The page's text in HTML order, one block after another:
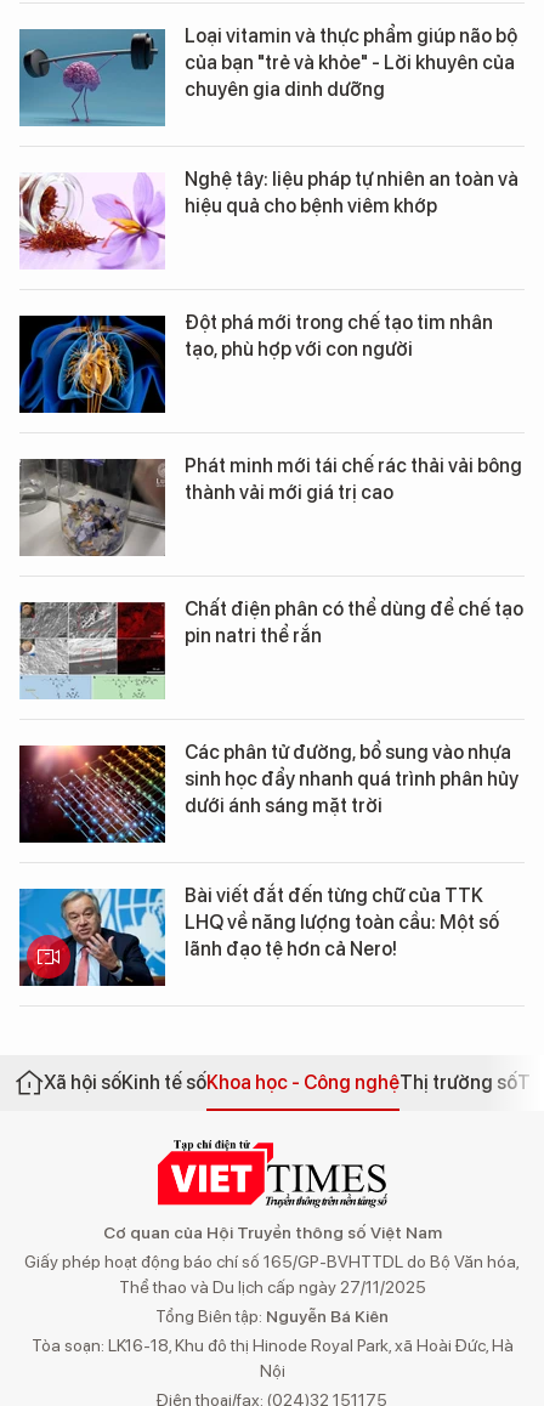
Loại vitamin và thực phẩm giúp não bộ
của bạn "trẻ và khỏe" - Lời khuyên của
chuyên gia dinh dưỡng
Nghệ tây: liệu pháp tự nhiên an toàn và
hiệu quả cho bệnh viêm khớp
Đột phá mới trong chế tạo tim nhân
tạo, phù hợp với con người
Phát minh mới tái chế rác thải vải bông
thành vải mới giá trị cao
Chất điện phân có thể dùng để chế tạo
pin natri thể rắn
Các phân tử đường, bổ sung vào nhựa
sinh học đẩy nhanh quá trình phân hủy
dưới ánh sáng mặt trời
Bài viết đắt đến từng chữ của TTK
LHQ về năng lượng toàn cầu: Một số
lãnh đạo tệ hơn cả Nero!
Xã hội sốKinh tế sốKhoa học - Công nghệThị trường số
Cơ quan của Hội Truyền thông số Việt Nam
Giấy phép hoạt động báo chí số 165/GP-BVHTTDL do Bộ Văn hóa,
Thể thao và Du lịch cấp ngày 27/11/2025
Tổng Biên tập: Nguyễn Bá Kiên
Tòa soạn: LK16-18, Khu đô thị Hinode Royal Park, xã Hoài Đức, Hà
Nội
Điện thoại/fax: (024)32 151175